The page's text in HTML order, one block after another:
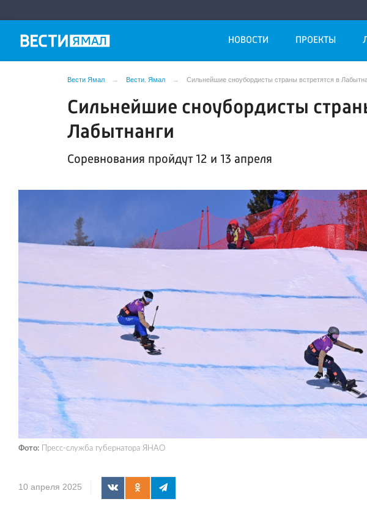
НОВОСТИ ПРОЕКТЫ
Вести Ямал Вести. Ямал Сильнейшие сноубордисты страны встретятся в
Сильнейшие сноубордисты
Лабытнанги
Соревнования пройдут 12 и 13 апреля
Фото: Пресс-служба губернатора ЯНАО
10 апреля 2025